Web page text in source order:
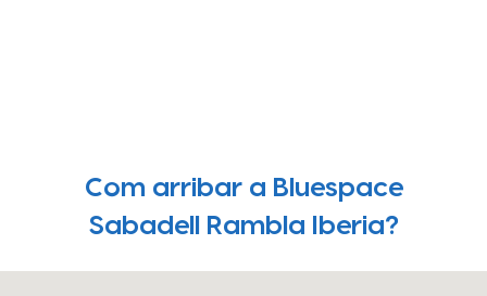
Com arribar a Bluespace
Sabadell Rambla Iberia?